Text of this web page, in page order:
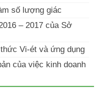
số lượng giác
– 2017 của Sở
Vi-ét và ứng dụng
của việc kinh doanh